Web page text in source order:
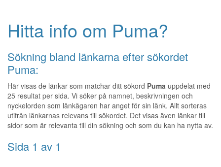
Hitta info om Puma?
Sökning bland länkarna efter sökordet
Puma:
Här visas de länkar som matchar ditt sökord Puma uppdelat med
25 resultat per sida. Vi söker på namnet, beskrivningen och
nyckelorden som länkägaren har anget för sin länk. Allt sorteras
utifrån länkarnas relevans till sökordet. Det visas även länkar till
sidor som är relevanta till din sökning och som du kan ha nytta av.
Sida 1 av 1